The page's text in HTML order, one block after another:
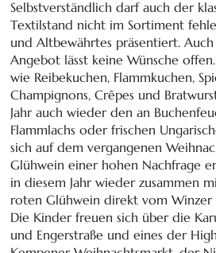
Selbstverständlich darf auch der
Textilstand nicht im Sortiment
und Altbewährtes präsentiert.
Angebot lässt keine Wünsche
wie Reibekuchen, Flammkuchen,
Champignons, Crêpes und
Jahr auch wieder den an
Flammlachs oder frischen
sich auf dem vergangenen
Glühwein einer hohen Nachfrage
in diesem Jahr wieder zusammen
roten Glühwein direkt vom Winzer
Die Kinder freuen sich über die
und Engerstraße und eines der